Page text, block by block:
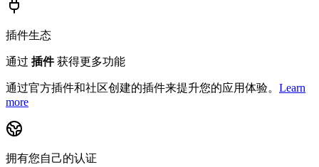
插件生态
通过 插件获得更多功能
通过官方插件和社区创建的插件来提升您的应用体验。 Learn
more
拥有您自己的认证